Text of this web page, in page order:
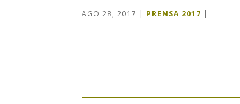
AGO 28, 2017 | PRENSA 2017 |